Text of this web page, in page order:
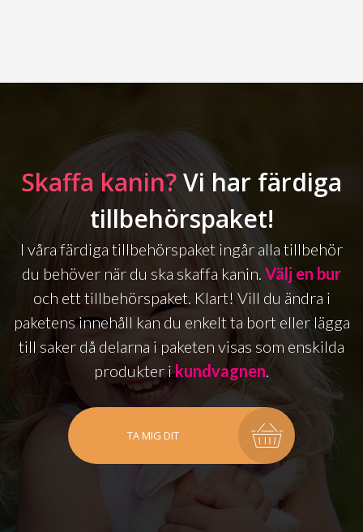
Skaffa kanin?Vi har färdiga
tillbehörspaket!
I våra färdiga tillbehörspaket ingår alla tillbehör
du behöver när du ska skaffa kanin. Välj en bur
och ett tillbehörspaket. Klart! Vill du ändra i
paketens innehåll kan du enkelt ta bort eller lägga
till saker då delarna i paketen visas som enskilda
produkter ikundvagnen.
TA MIG DIT